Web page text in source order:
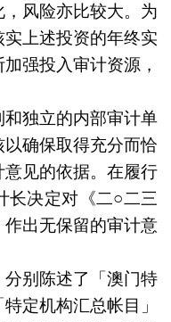
风险亦比较大。为
上述投资的年终实
强投入审计资源，
独立的内部审计单
确保取得充分而恰
见的依据。在履行
长决定对《二○二三
出无保留的审计意
别陈述了「澳门特
定机构汇总帐目」